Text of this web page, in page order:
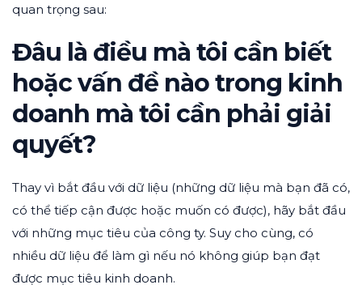
quan trọng sau:
Đâu là điều mà tôi cần biết
hoặc vấn đề nào trong kinh
doanh mà tôi cần phải giải
quyết?
Thay vì bắt đầu với dữ liệu (những dữ liệu mà bạn đã có,
có thể tiếp cận được hoặc muốn có được), hãy bắt đầu
với những mục tiêu của công ty. Suy cho cùng, có
nhiều dữ liệu để làm gì nếu nó không giúp bạn đạt
được mục tiêu kinh doanh.